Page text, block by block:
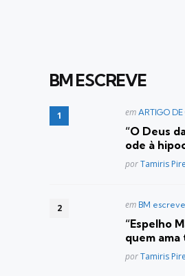
BM ESCREVE
Postado
em ARTIGO
“O Deus
ode à
Posted
porTamiris
Postado
em BM escreve
“Espelho
quem
Posted
porTamiris